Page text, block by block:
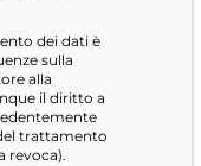
dei dati è
sulla
alla
il diritto a
trattamento
revoca).